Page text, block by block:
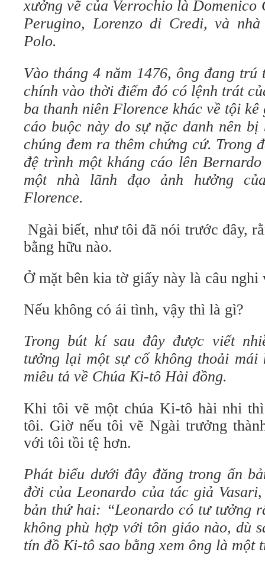
xưởng vẽ của Verrochio là
Perugino, Lorenzo di Credi, và
Polo.
Vào tháng 4 năm 1476, ông đang trú
chính vào thời điểm đó có lệnh trát
ba thanh niên Florence khác về tội
cáo buộc này do sự nặc danh nên
chúng đem ra thêm chứng cứ. Trong
đệ trình một kháng cáo lên
một nhà lãnh đạo ảnh hưởng
Florence.
Ngài biết, như tôi đã nói trước đây,
bằng hữu nào.
Ở mặt bên kia tờ giấy này là câu nghi
Nếu không có ái tình, vậy thì là gì?
Trong bút kí sau đây được viết
tưởng lại một sự cố không thoải
miêu tả về Chúa Ki-tô Hài đồng.
Khi tôi vẽ một chúa Ki-tô hài nhi
tôi. Giờ nếu tôi vẽ Ngài trưởng
với tôi tồi tệ hơn.
Phát biểu dưới đây đăng trong ấn
đời của Leonardo của tác giả
bản thứ hai: “Leonardo có tư tưởng
không phù hợp với tôn giáo nào, dù
tín đồ Ki-tô sao bằng xem ông là một